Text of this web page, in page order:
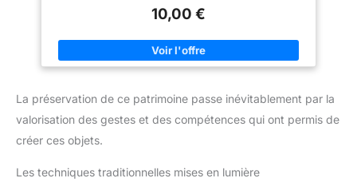
10,00 €
La préservation de ce patrimoine passe inévitablement par la
valorisation des gestes et des compétences qui ont permis de
créer ces objets.
Les techniques traditionnelles mises en lumière